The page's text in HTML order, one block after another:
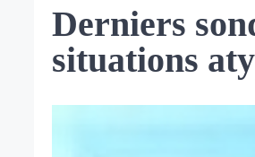
Derniers
situations